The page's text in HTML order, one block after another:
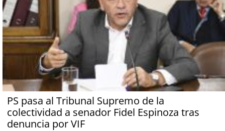
PS pasa al Tribunal Supremo de la
colectividad a senador Fidel Espinoza tras
denuncia por VIF